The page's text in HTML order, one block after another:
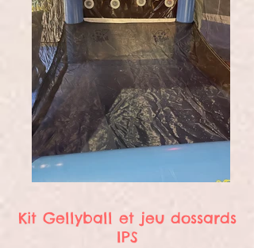
Kit Gellyball et jeu dossards
IPS